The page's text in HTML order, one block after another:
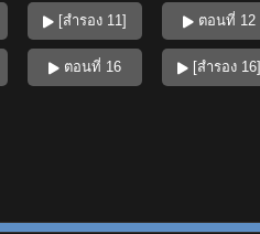
[สำรอง 11] ตอนที่ 12
ตอนที่ 16 [สำรอง 16]